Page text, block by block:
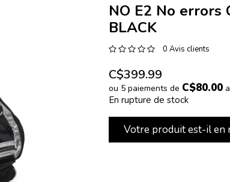
NO E2 No errors
BLACK
0 Avis clients
C$399.99
ou 5 paiements de C$80.00
En rupture de stock
Votre produit est-il en